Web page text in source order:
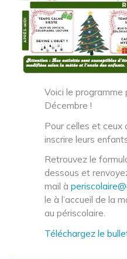
Voici le programme
Décembre !
Pour celles et ceux
inscrire leurs
Retrouvez le
dessous et
mail à
le à l’accueil de la
au périscolaire.
Téléchargezle